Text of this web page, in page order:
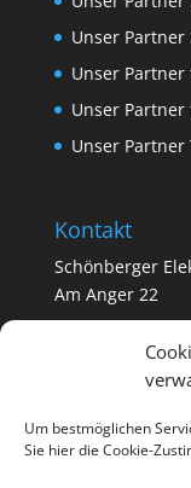
Um bestmöglichen
Sie hier die Cookie-
Unser Partner
Unser Partner
Unser
Unser Partner
Kontakt
Schönberger
Am Anger 22
Tel. 08558 2425
email:
i-net: